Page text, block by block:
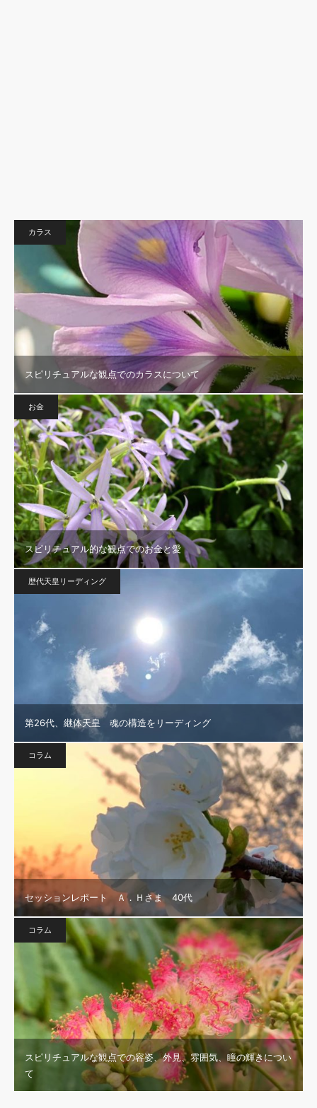
カラス
スピリチュアルな観点でのカラスについて
お金
スピリチュアル的な観点でのお金と愛
歴代天皇リーディング
第26代、継体天皇 魂の構造をリーディング
コラム
セッションレポート Ａ．Ｈさま 40代
コラム
スピリチュアルな観点での容姿、外見、雰囲気、瞳の輝きについ
て